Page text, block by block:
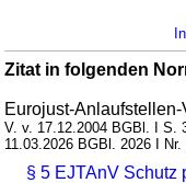
Zitat in folgenden
Eurojust-
V. v. 17.12.2004 BGBl. I S.
11.03.2026 BGBl. 2026 I Nr.
§ 5 EJTAnV Schutz